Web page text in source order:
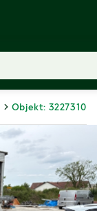
Objekt: 3227310